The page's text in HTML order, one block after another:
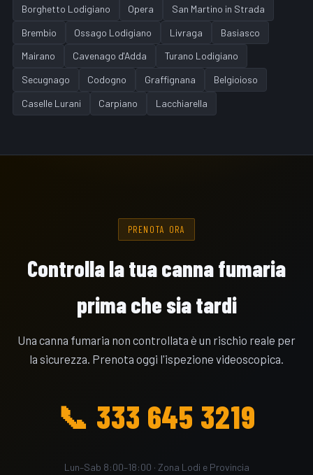
Borghetto Lodigiano
Opera
San Martino in Strada
Brembio
Ossago Lodigiano Livraga
Basiasco
Mairano
Cavenago d'Adda
Turano Lodigiano
Secugnago
Codogno Graffignana
Belgioioso
Caselle Lurani
Carpiano Lacchiarella
PRENOTA ORA
Controlla la tua canna fumaria
prima che sia tardi
Una canna fumaria non controllata è un rischio reale per
la sicurezza. Prenota oggi l'ispezione videoscopica.
📞 333 645 3219
Lun–Sab 8:00–18:00 · Zona Lodi e Provincia